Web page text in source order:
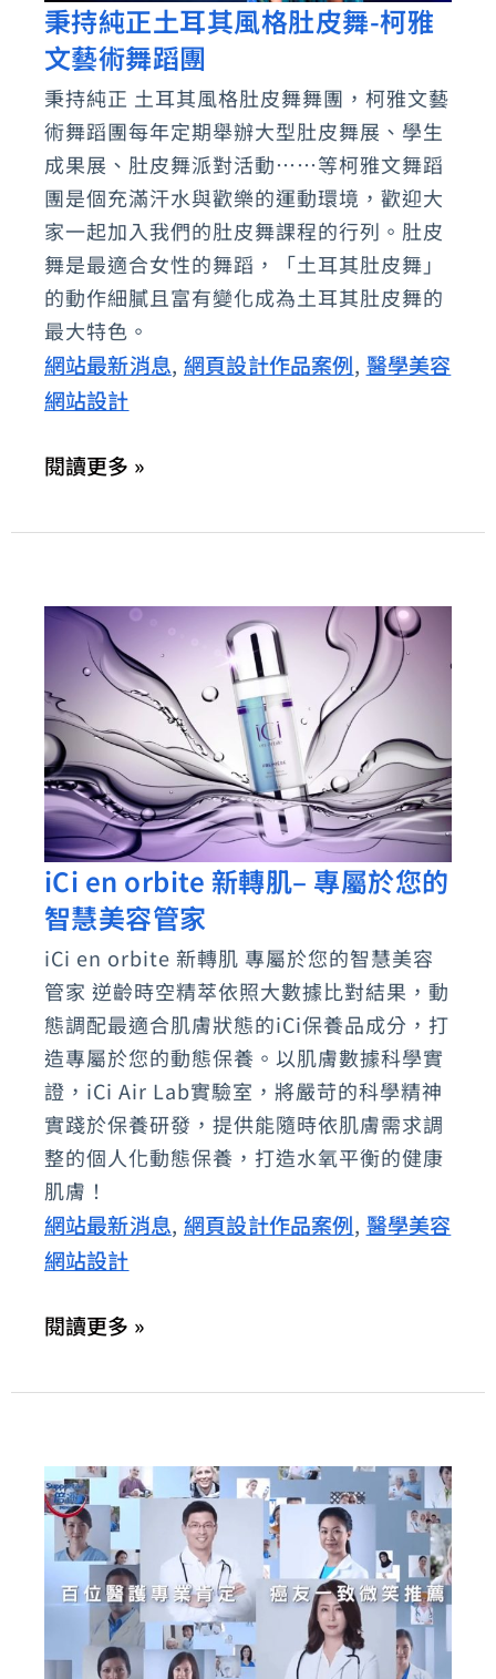
秉持純正土耳其風格肚皮舞-柯雅
文藝術舞蹈團
秉持純正 土耳其風格肚皮舞舞團，柯雅文藝
術舞蹈團每年定期舉辦大型肚皮舞展、學生
成果展、肚皮舞派對活動……等柯雅文舞蹈
團是個充滿汗水與歡樂的運動環境，歡迎大
家一起加入我們的肚皮舞課程的行列。肚皮
舞是最適合女性的舞蹈，「土耳其肚皮舞」
的動作細膩且富有變化成為土耳其肚皮舞的
最大特色。
網站最新消息, 網頁設計作品案例, 醫學美容
網站設計
秉
持
純
正
土
耳
其
風
格
肚
皮
舞-
雅
舞
團
閱讀更多 »
iCi en orbite 新轉肌– 專屬於您的
智慧美容管家
iCi en orbite 新轉肌 專屬於您的智慧美容
管家 逆齡時空精萃依照大數據比對結果，動
態調配最適合肌膚狀態的iCi保養品成分，打
造專屬於您的動態保養。以肌膚數據科學實
證，iCi Air Lab實驗室，將嚴苛的科學精神
實踐於保養研發，提供能隨時依肌膚需求調
整的個人化動態保養，打造水氧平衡的健康
肌膚！
網站最新消息, 網頁設計作品案例, 醫學美容
網站設計
iCi
en
orbite
新
轉
肌
–
專
屬
於
您
的
慧
家
閱讀更多 »